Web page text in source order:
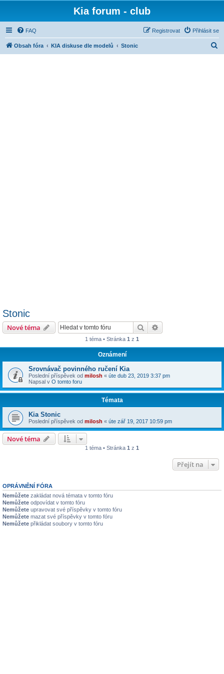
Kia forum - club
FAQ Přihlásit se
Registrovat
Obsah fóra KIA diskuse dle modelů Stonic
Stonic
Nové téma Hledat
1 téma • Stránka 1 z 1
Oznámení
Srovnávač povinného ručení Kia
Poslední příspěvek od milosh « úte dub 23, 2019 3:37 pm
Napsal v O tomto foru
Témata
Kia Stonic
Poslední příspěvek od milosh « úte zář 19, 2017 10:59 pm
Nové téma
1 téma • Stránka 1 z 1
Přejít na
OPRÁVNĚNÍ FÓRA
Nemůžete zakládat nová témata v tomto fóru
Nemůžete odpovídat v tomto fóru
Nemůžete upravovat své příspěvky v tomto fóru
Nemůžete mazat své příspěvky v tomto fóru
Nemůžete přikládat soubory v tomto fóru